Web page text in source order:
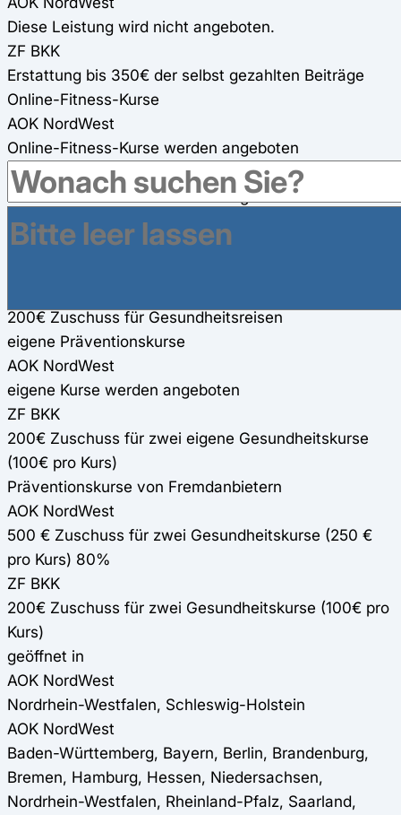
Diese Leistung wird nicht angeboten.
ZF BKK
Erstattung bis 350€ der selbst gezahlten Beiträge
Online-Fitness-Kurse
AOK NordWest
Online-Fitness-Kurse werden angeboten
ZF BKK
Online-Fitness-Kurse werden angeboten
Gesundheitsreisen
AOK NordWest
200€ Zuschuss für Gesundheitsreisen
eigene Präventionskurse
AOK NordWest
eigene Kurse werden angeboten
ZF BKK
200€ Zuschuss für zwei eigene Gesundheitskurse
(100€ pro Kurs)
Präventionskurse von Fremdanbietern
AOK NordWest
500 € Zuschuss für zwei Gesundheitskurse (250 €
pro Kurs) 80%
ZF BKK
200€ Zuschuss für zwei Gesundheitskurse (100€ pro
Kurs)
geöffnet in
AOK NordWest
Nordrhein-Westfalen, Schleswig-Holstein
AOK NordWest
Baden-Württemberg, Bayern, Berlin, Brandenburg,
Bremen, Hamburg, Hessen, Niedersachsen,
Nordrhein-Westfalen, Rheinland-Pfalz, Saarland,